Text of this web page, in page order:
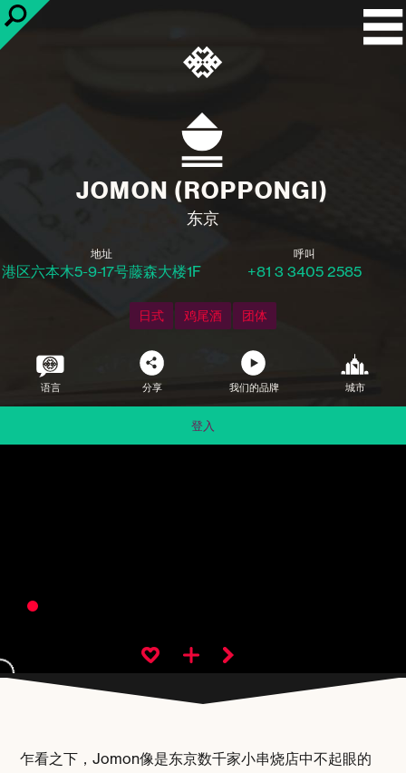
JOMON (ROPPONGI)
东京
地址
港区六本木5-9-17号藤森大楼1F
呼叫
+81 3 3405 2585
日式 鸡尾酒 团体
语言 分享 我们的品牌 城市
登入
乍看之下，Jomon像是东京数千家小串烧店中不起眼的